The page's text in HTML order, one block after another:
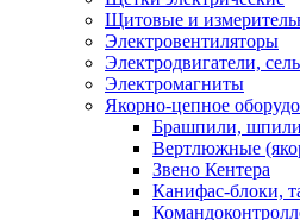
Щитовые и
Электровентиляторы
Электродвигатели,
Электромагниты
Якорно-цепное
Брашпили,
Вертлюжные
Звено Кентера
Канифас-блоки,